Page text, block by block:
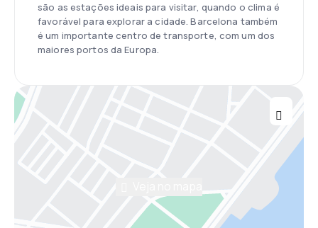
são as estações ideais para visitar, quando o clima é
favorável para explorar a cidade. Barcelona também
é um importante centro de transporte, com um dos
maiores portos da Europa.